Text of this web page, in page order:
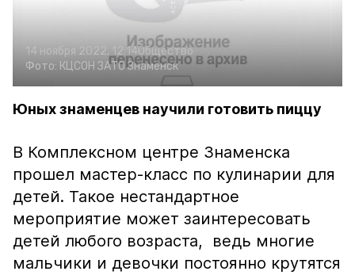
14 ноября 2022, 12:14Общество
Фото: КЦСОН ЗАТО Знаменск
Юных знаменцев научили готовить пиццу
В Комплексном центре Знаменска
прошел мастер-класс по кулинарии для
детей. Такое нестандартное
мероприятие может заинтересовать
детей любого возраста, ведь многие
мальчики и девочки постоянно крутятся